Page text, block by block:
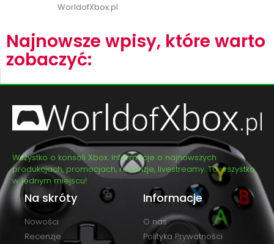
WorldofXbox.pl
Najnowsze wpisy, które warto
zobaczyć:
Wszystko o konsoli Xbox. Informacje o najnowszych
produkcjach, promocjach, recenzje, livestreamy. To wszystko
w jednym miejscu!
Na skróty
Nowości
Recenzje
Informacje
O nas
Polityka Prywatności